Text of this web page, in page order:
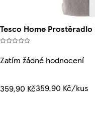
Tesco Home Prostěradlo
Zatím žádné hodnocení
359,90 Kč359,90 Kč/kus